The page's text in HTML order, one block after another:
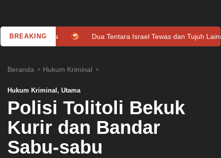
BREAKINGDua Tentara Israel Tewas dan Tujuh Lainnya Luka
Beranda Hukum Kriminal
Hukum Kriminal , Utama
Polisi Tolitoli Bekuk
Kurir dan Bandar
Sabu-sabu